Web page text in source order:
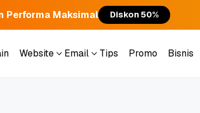
Performa Maksimal Diskon 50%
Website
Email
Tips
Promo
Bisnis